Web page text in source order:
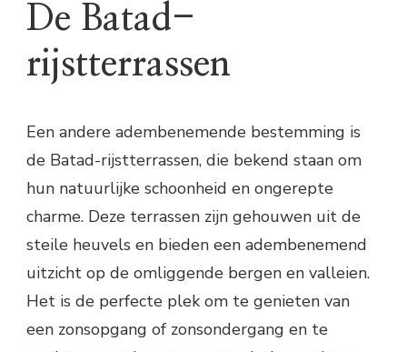
De Batad-
rijstterrassen
Een andere adembenemende bestemming is
de Batad-rijstterrassen, die bekend staan om
hun natuurlijke schoonheid en ongerepte
charme. Deze terrassen zijn gehouwen uit de
steile heuvels en bieden een adembenemend
uitzicht op de omliggende bergen en valleien.
Het is de perfecte plek om te genieten van
een zonsopgang of zonsondergang en te